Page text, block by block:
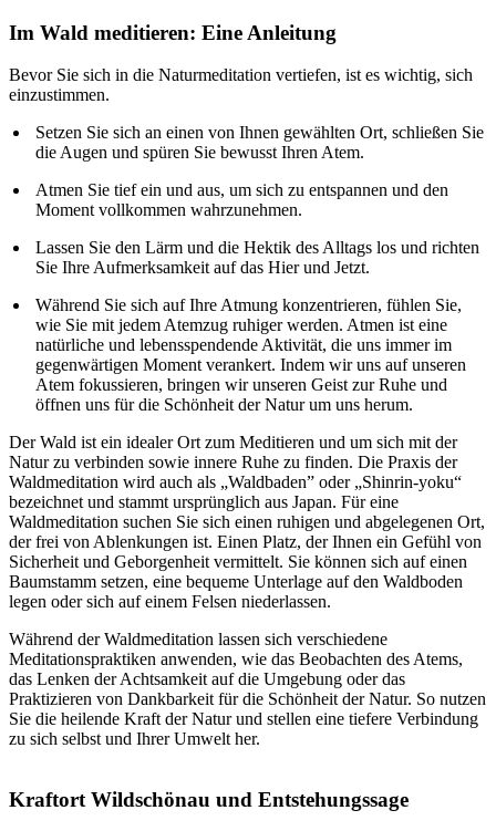
Im Wald meditieren: Eine Anleitung
Bevor Sie sich in die Naturmeditation vertiefen, ist es wichtig, sich
einzustimmen.
Setzen Sie sich an einen von Ihnen gewählten Ort, schließen Sie
die Augen und spüren Sie bewusst Ihren Atem.
Atmen Sie tief ein und aus, um sich zu entspannen und den
Moment vollkommen wahrzunehmen.
Lassen Sie den Lärm und die Hektik des Alltags los und richten
Sie Ihre Aufmerksamkeit auf das Hier und Jetzt.
Während Sie sich auf Ihre Atmung konzentrieren, fühlen Sie,
wie Sie mit jedem Atemzug ruhiger werden. Atmen ist eine
natürliche und lebensspendende Aktivität, die uns immer im
gegenwärtigen Moment verankert. Indem wir uns auf unseren
Atem fokussieren, bringen wir unseren Geist zur Ruhe und
öffnen uns für die Schönheit der Natur um uns herum.
Der Wald ist ein idealer Ort zum Meditieren und um sich mit der
Natur zu verbinden sowie innere Ruhe zu finden. Die Praxis der
Waldmeditation wird auch als „Waldbaden” oder „Shinrin-yoku“
bezeichnet und stammt ursprünglich aus Japan. Für eine
Waldmeditation suchen Sie sich einen ruhigen und abgelegenen Ort,
der frei von Ablenkungen ist. Einen Platz, der Ihnen ein Gefühl von
Sicherheit und Geborgenheit vermittelt. Sie können sich auf einen
Baumstamm setzen, eine bequeme Unterlage auf den Waldboden
legen oder sich auf einem Felsen niederlassen.
Während der Waldmeditation lassen sich verschiedene
Meditationspraktiken anwenden, wie das Beobachten des Atems,
das Lenken der Achtsamkeit auf die Umgebung oder das
Praktizieren von Dankbarkeit für die Schönheit der Natur. So nutzen
Sie die heilende Kraft der Natur und stellen eine tiefere Verbindung
zu sich selbst und Ihrer Umwelt her.
Kraftort Wildschönau und Entstehungssage